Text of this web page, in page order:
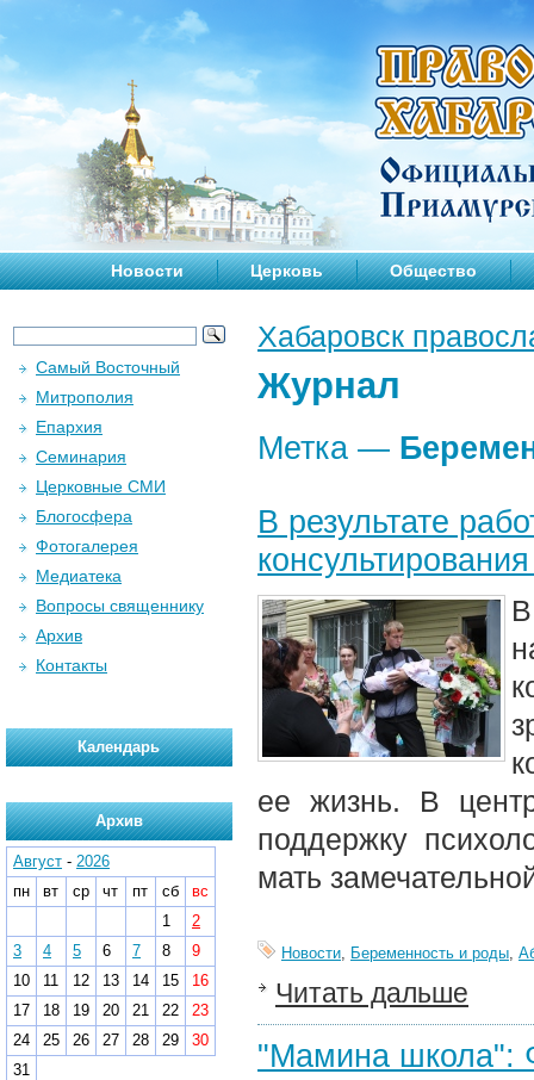
Новости Церковь Общество
Хабаровск
Журнал
Метка —
В результате
ее жизнь. В
поддержку
мать
Новости, Беременность и роды,
Читать дальше
"Мамина школа":
Самый Восточный
Митрополия
Епархия
Семинария
Церковные СМИ
Блогосфера
Фотогалерея
Медиатека
Вопросы священнику
Архив
Контакты
Календарь
Архив
Август - 2026
пн
вт ср чт пт сб
вс
1
2
3
4 5 6 7 8
9
10
11 12 13 14 15
16
17
18 19 20 21 22
23
24
25 26 27 28 29
30
31